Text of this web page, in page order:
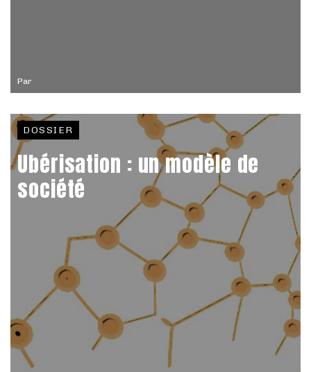
Par
DOSSIER
Ubérisation : un modèle de
société